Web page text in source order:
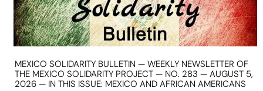
MEXICO SOLIDARITY BULLETIN — WEEKLY NEWSLETTER OF
THE MEXICO SOLIDARITY PROJECT — NO. 283 — AUGUST 5,
2026 — IN THIS ISSUE: MEXICO AND AFRICAN AMERICANS